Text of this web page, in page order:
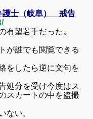
士（岐阜） 戒告
有望若手だった。
が誰でも閲覧できる
をしたら逆に文句を
処分を受け今度はス
スカートの中を盗撮
ない。